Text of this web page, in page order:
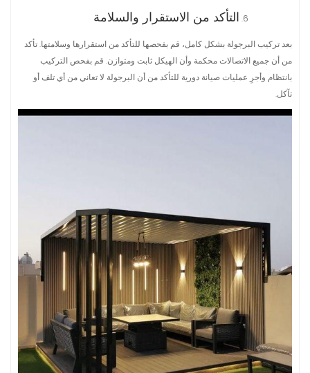
التأكد من الاستقرار والسلامة
بعد تركيب البرجولة بشكل كامل، قم بفحصها للتأكد من استقرارها وسلامتها. تأكد
من أن جميع الاتصالات محكمة وأن الهيكل ثابت ومتوازن. قم بفحص التركيب
بانتظام وأجرِ عمليات صيانة دورية للتأكد من أن البرجولة لا تعاني من أي تلف أو
تآكل.